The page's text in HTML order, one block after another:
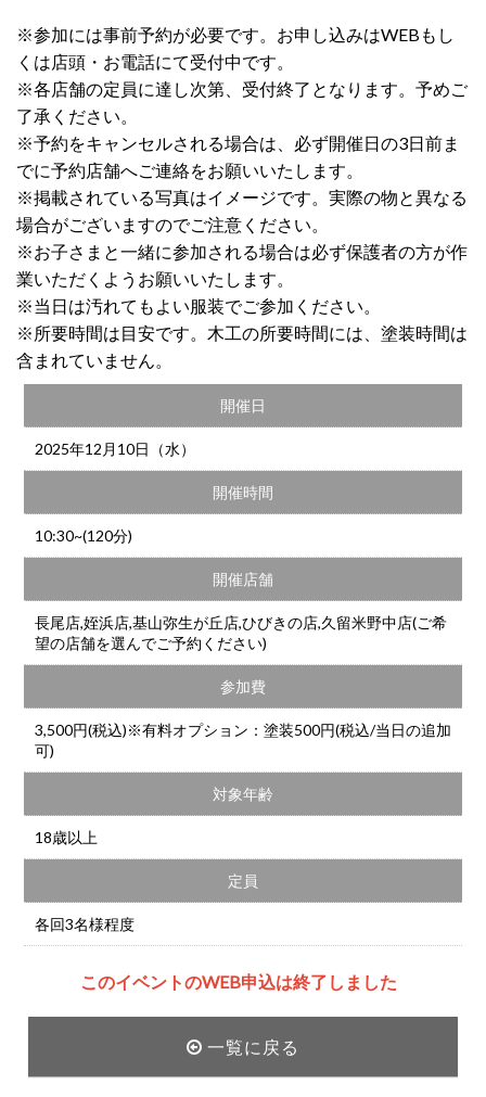
※参加には事前予約が必要です。お申し込みはWEBもし
くは店頭・お電話にて受付中です。
※各店舗の定員に達し次第、受付終了となります。予めご
了承ください。
※予約をキャンセルされる場合は、必ず開催日の3日前ま
でに予約店舗へご連絡をお願いいたします。
※掲載されている写真はイメージです。実際の物と異なる
場合がございますのでご注意ください。
※お子さまと一緒に参加される場合は必ず保護者の方が作
業いただくようお願いいたします。
※当日は汚れてもよい服装でご参加ください。
※所要時間は目安です。木工の所要時間には、塗装時間は
含まれていません。
開催日
2025年12月10日（水）
開催時間
10:30~(120分)
開催店舗
長尾店,姪浜店,基山弥生が丘店,ひびきの店,久留米野中店(ご希
望の店舗を選んでご予約ください)
参加費
3,500円(税込)※有料オプション：塗装500円(税込/当日の追加
可)
対象年齢
18歳以上
定員
各回3名様程度
このイベントのWEB申込は終了しました
一覧に戻る